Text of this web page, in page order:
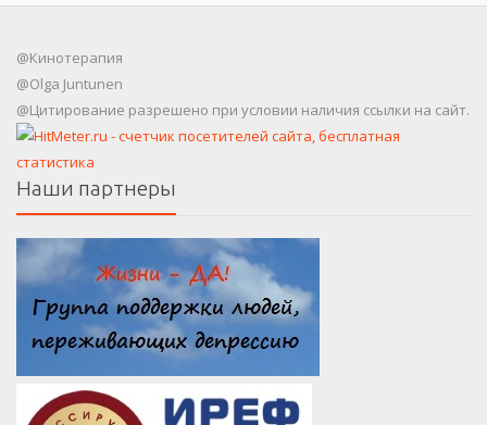
@Кинотерапия
@Olga Juntunen
@Цитирование разрешено при условии наличия ссылки на сайт.
Наши партнеры